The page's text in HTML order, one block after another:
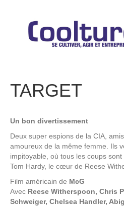
TARGET
Un bon divertissement
Deux super espions de la CIA,
amoureux de la même femme. Ils
impitoyable, où tous les coups
Tom Hardy, le cœur de Reese
Film américain de McG
Avec Reese Witherspoon, Chris
Schweiger, Chelsea Handler,